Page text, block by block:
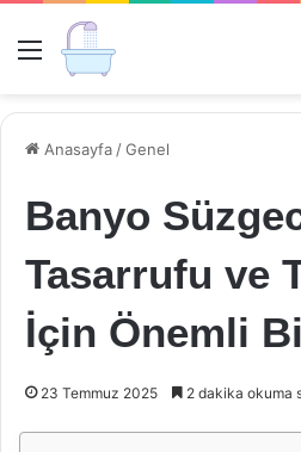
Menü
Anasayfa /Genel
Banyo
Tasarrufu ve
İçin Önemli
23 Temmuz 2025 2 dakika okuma